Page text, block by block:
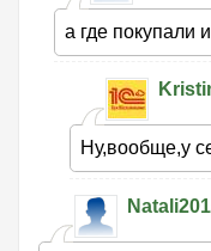
а где покупали
Ну,вообще,у